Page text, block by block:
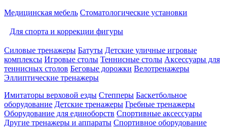
Медицинская мебель Стоматологические установки
Для спорта и коррекции фигуры
Силовые тренажеры Батуты Детские уличные игровые
комплексы Игровые столы Теннисные столы Аксессуары для
теннисных столов Беговые дорожки Велотренажеры
Эллиптические тренажеры
Имитаторы верховой езды Степперы Баскетбольное
оборудование Детские тренажеры Гребные тренажеры
Оборудование для единоборств Спортивные аксессуары
Другие тренажеры и аппараты Спортивное оборудование